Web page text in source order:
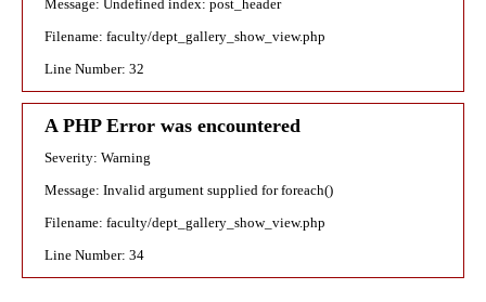
Message: Undefined index: post_header
Filename: faculty/dept_gallery_show_view.php
Line Number: 32
A PHP Error was encountered
Severity: Warning
Message: Invalid argument supplied for foreach()
Filename: faculty/dept_gallery_show_view.php
Line Number: 34